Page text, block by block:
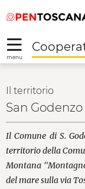
Skip to Main
alal
menu
Il territorio
San Godenzo
Il Comune di S.
territorio della
Montana
del mare sulla via